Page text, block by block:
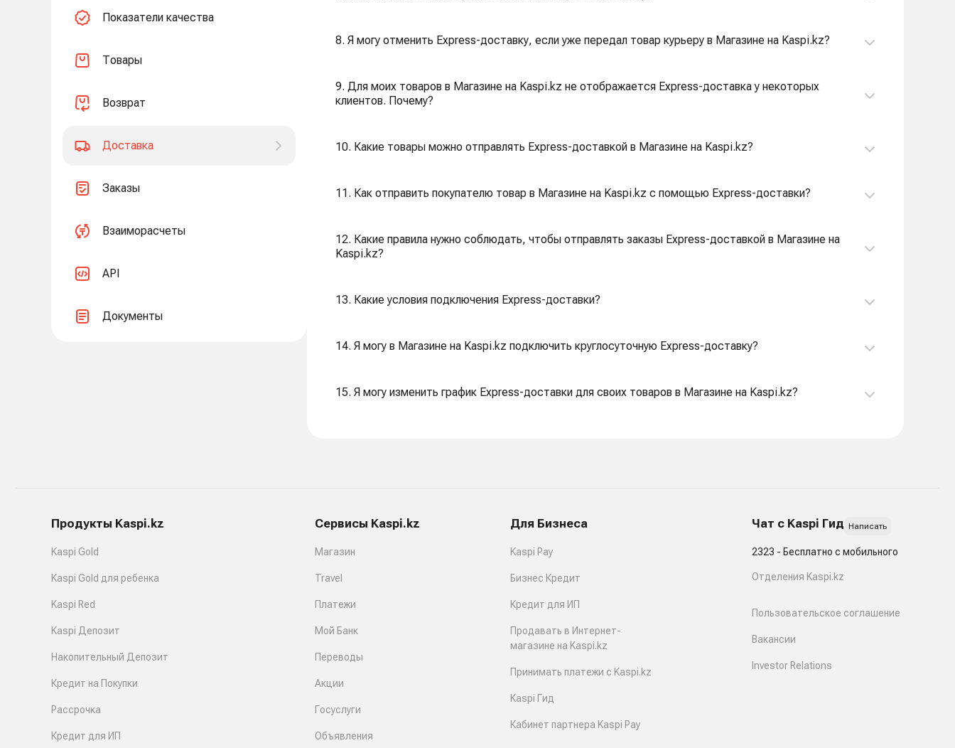
Показатели качества
Товары
Возврат
Доставка
Заказы
Взаиморасчеты
API
Документы
8. Я могу отменить Express-доставку, если уже передал товар курьеру в Магазине на Kaspi.kz?
9. Для моих товаров в Магазине на Kaspi.kz не отображается Express-доставка у некоторых
клиентов. Почему?
10. Какие товары можно отправлять Express-доставкой в Магазине на Kaspi.kz?
11. Как отправить покупателю товар в Магазине на Kaspi.kz с помощью Express-доставки?
12. Какие правила нужно соблюдать, чтобы отправлять заказы Express-доставкой в Магазине на
Kaspi.kz?
13. Какие условия подключения Express-доставки?
14. Я могу в Магазине на Kaspi.kz подключить круглосуточную Express-доставку?
15. Я могу изменить график Express-доставки для своих товаров в Магазине на Kaspi.kz?
Продукты Kaspi.kz
Kaspi Gold
Kaspi Gold для ребенка
Kaspi Red
Kaspi Депозит
Накопительный Депозит
Кредит на Покупки
Рассрочка
Кредит для ИП
Сервисы Kaspi.kz
Магазин
Travel
Платежи
Мой Банк
Переводы
Акции
Госуслуги
Объявления
Для Бизнеса
Kaspi Pay
Бизнес Кредит
Кредит для ИП
Продавать в Интернет-
магазине на Kaspi.kz
Принимать платежи с Kaspi.kz
Kaspi Гид
Кабинет партнера Kaspi Pay
Чат с Kaspi Гид Написать
2323 - Бесплатно с мобильного
Отделения Kaspi.kz
Пользовательское соглашение
Вакансии
Investor Relations